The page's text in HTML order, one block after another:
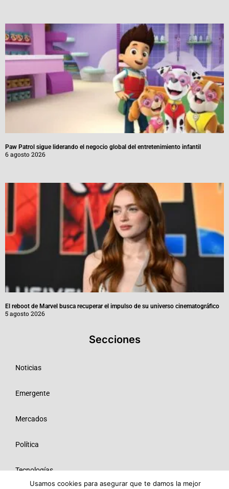
Paw Patrol sigue liderando el negocio global del entretenimiento infantil
6 agosto 2026
El reboot de Marvel busca recuperar el impulso de su universo cinematográfico
5 agosto 2026
Secciones
Noticias
Emergente
Mercados
Política
Tecnologías
Usamos cookies para asegurar que te damos la mejor